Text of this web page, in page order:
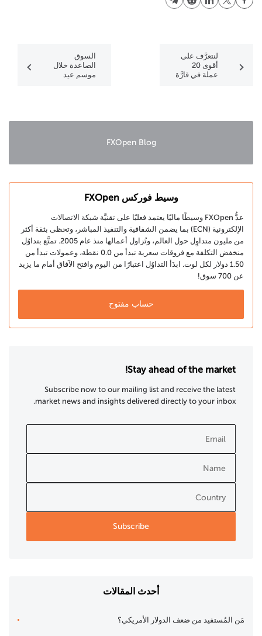
لنتعرَّف على
أقوى 20
عملة في قارَّة
السوق
الصاعدة خلال
موسم عيد
المفهوم
FXOpen Blog
وسيط فوركس FXOpen
عدُّ FXOpen وسيطًا ماليًا يعتمد فعليًا على تقنيَّة شبكة الاتصالات
الإلكترونية (ECN) بما يضمن الشفافية والتنفيذ المباشر، وتحظى بثقة أكثر
من مليون متداوِل حول العالم، وتُزاول أعمالها منذ عام 2005. تمتَّع بتداوُل
منخفض التكلفة مع فروقات سعرية تبدأ من 0.0 نقطة، وعمولات تبدأ من
1.50 دولار لكل لوت. ابدَأ التداوُل اعتبارًا من اليوم وافتح الآفاق أمام ما يزيد
عن 700 سوق!
حساب مفتوح
Stay ahead of the market!
Subscribe now to our mailing list and receive the latest
market news and insights delivered directly to your inbox.
أحدث المقالات
مَن المُستفيد من ضعف الدولار الأمريكي؟